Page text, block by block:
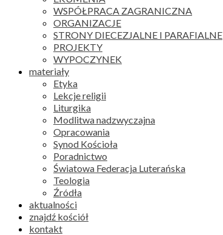
WSPÓŁPRACA ZAGRANICZNA
ORGANIZACJE
STRONY DIECEZJALNE I PARAFIALNE
PROJEKTY
WYPOCZYNEK
materiały
Etyka
Lekcje religii
Liturgika
Modlitwa nadzwyczajna
Opracowania
Synod Kościoła
Poradnictwo
Światowa Federacja Luterańska
Teologia
Źródła
aktualności
znajdź kościół
kontakt